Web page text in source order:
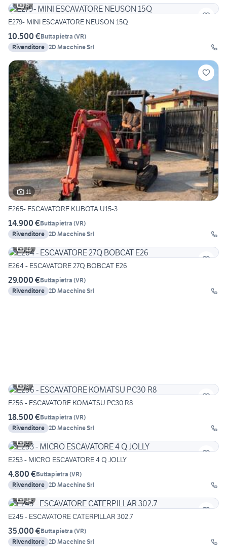
6
E279- MINI ESCAVATORE NEUSON 15Q
10.500 €Buttapietra (VR)
Rivenditore 2D Macchine Srl
11
E265- ESCAVATORE KUBOTA U15-3
14.900 €Buttapietra (VR)
Rivenditore 2D Macchine Srl
13
E264 - ESCAVATORE 27Q BOBCAT E26
29.000 €Buttapietra (VR)
Rivenditore 2D Macchine Srl
8
E256 - ESCAVATORE KOMATSU PC30 R8
18.500 €Buttapietra (VR)
Rivenditore 2D Macchine Srl
7
E253 - MICRO ESCAVATORE 4 Q JOLLY
4.800 €Buttapietra (VR)
Rivenditore 2D Macchine Srl
14
E245 - ESCAVATORE CATERPILLAR 302.7
35.000 €Buttapietra (VR)
Rivenditore 2D Macchine Srl